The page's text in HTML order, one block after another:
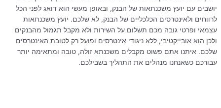
יושבים עם יועץ משכנתאות של הבנק, ובאופן מעשי הוא דואג לפני הכל
לרווחים ולאינטרסים הכלכליים של הבנק, לא שלכם. יועץ משכנתאות
עצמאי ופרטי גובה מכם תשלום על השירות ולא מקבל תגמול מהבנקים
ולכן הוא אובייקטיבי, ללא ניגודי אינטרסים ופועל רק לטובת האינטרסים
שלכם. איתנו אתם פשוט מקבלים משכנתא זולה, טובה ומתאימה יותר
עבורכם כשאנחנו מנהלים את התהליך בשבילכם.